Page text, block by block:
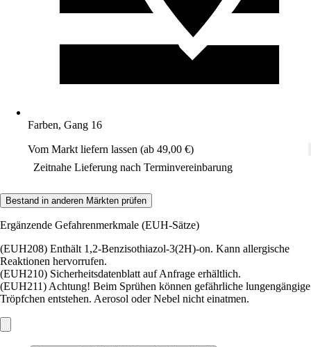
Farben, Gang 16
Vom Markt liefern lassen (ab 49,00 €)
Zeitnahe Lieferung nach Terminvereinbarung
Bestand in anderen Märkten prüfen
Ergänzende Gefahrenmerkmale (EUH-Sätze)
(EUH208) Enthält 1,2-Benzisothiazol-3(2H)-on. Kann allergische
Reaktionen hervorrufen.
(EUH210) Sicherheitsdatenblatt auf Anfrage erhältlich.
(EUH211) Achtung! Beim Sprühen können gefährliche lungengängige
Tröpfchen entstehen. Aerosol oder Nebel nicht einatmen.